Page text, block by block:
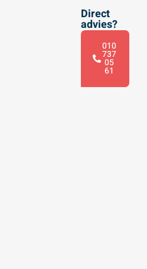
Direct
advies?
010
737
05
61